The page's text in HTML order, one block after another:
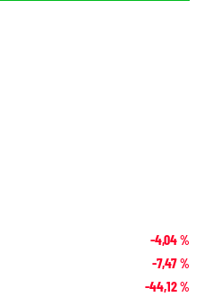
-4,04%
-7,47%
-44,12%